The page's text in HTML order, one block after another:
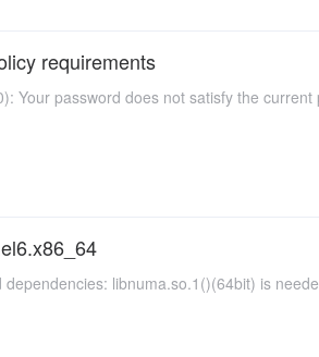
requirements
Your password does not satisfy the
[root@play ~]# rpm -ivh mysql-community-server-5.7.17-1.el6.x86_64.rpm error: